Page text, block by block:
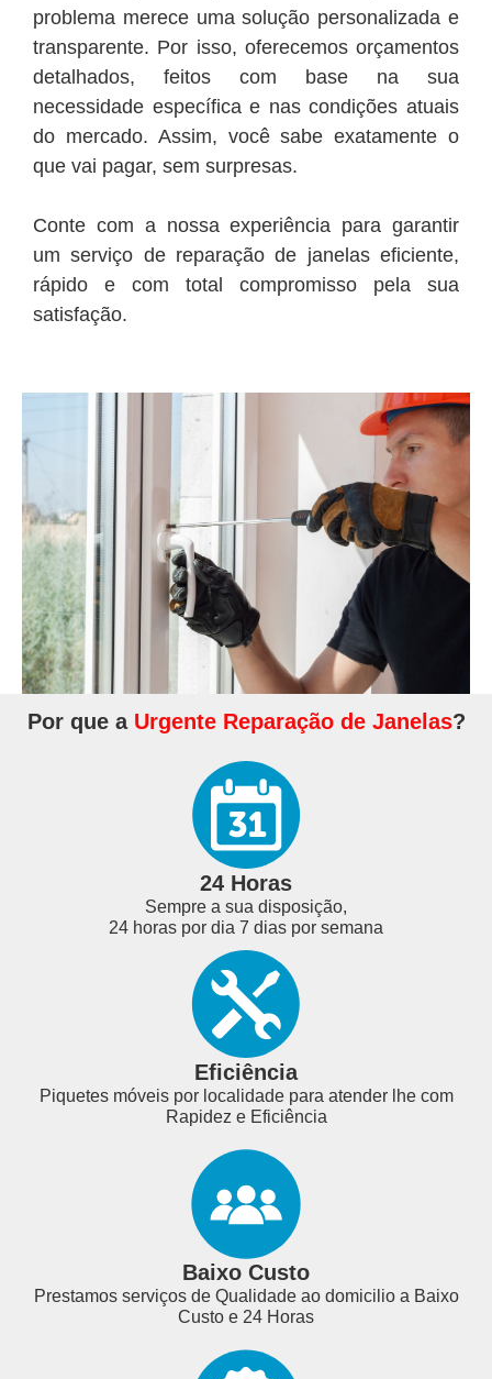
problema merece uma solução personalizada e
transparente. Por isso, oferecemos orçamentos
detalhados, feitos com base na sua
necessidade específica e nas condições atuais
do mercado. Assim, você sabe exatamente o
que vai pagar, sem surpresas.
Conte com a nossa experiência para garantir
um serviço de reparação de janelas eficiente,
rápido e com total compromisso pela sua
satisfação.
Por que a Urgente Reparação de Janelas?
24 Horas
Sempre a sua disposição,
24 horas por dia 7 dias por semana
Eficiência
Piquetes móveis por localidade para atender lhe com
Rapidez e Eficiência
Baixo Custo
Prestamos serviços de Qualidade ao domicilio a Baixo
Custo e 24 Horas